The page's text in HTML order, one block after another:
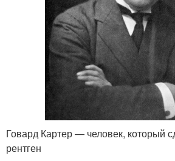
Говард Картер — человек, который
рентген